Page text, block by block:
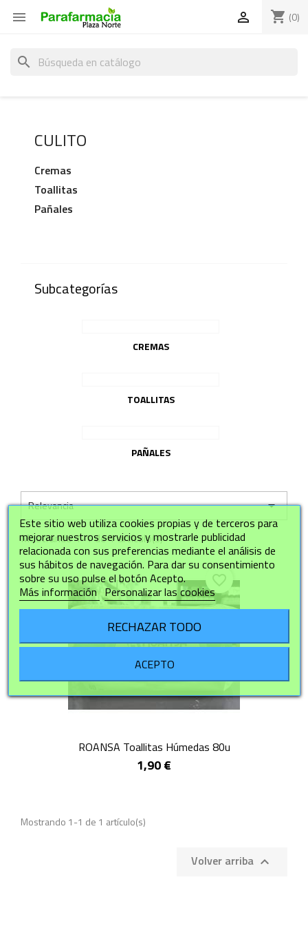
 shopping_cart (0)

search
CULITO
Cremas
Toallitas
Pañales
Subcategorías
CREMAS
TOALLITAS
PAÑALES
Relevancia

Mostrando 1-1 de 1 artículo(s)
ROANSA Toallitas Húmedas 80u
1,90 €
favorite_border
Mostrando 1-1 de 1 artículo(s)
Volver arriba 
Este sitio web utiliza cookies propias y de terceros para
mejorar nuestros servicios y mostrarle publicidad
relacionada con sus preferencias mediante el análisis de
sus hábitos de navegación. Para dar su consentimiento
sobre su uso pulse el botón Acepto.
Más información Personalizar las cookies
RECHAZAR TODO
ACEPTO